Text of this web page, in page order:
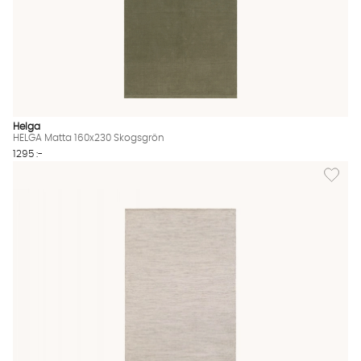
Helga
HELGA Matta 160x230 Skogsgrön
1295 :-
Lägg